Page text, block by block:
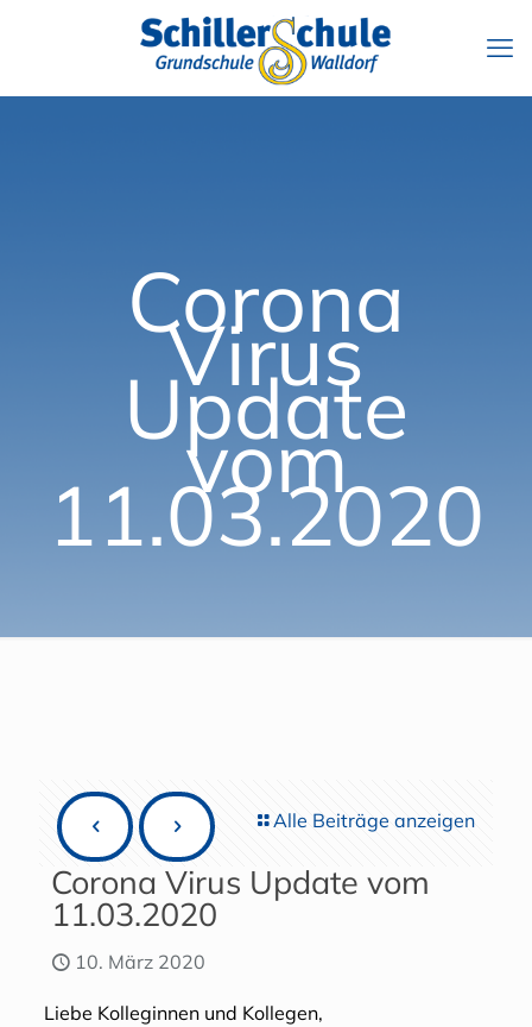
Corona
Virus
Update
vom
11.03.2020
Alle Beiträge anzeigen
Corona Virus Update vom
11.03.2020
10. März 2020
Liebe Kolleginnen und Kollegen,